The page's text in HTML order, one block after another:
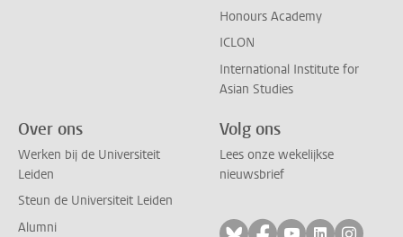
Honours Academy
ICLON
International Institute for
Asian Studies
Over ons
Werken bij de Universiteit
Leiden
Steun de Universiteit Leiden
Alumni
Volg ons
Lees onze wekelijkse
nieuwsbrief
Volg ons op bluesky
Volg ons op
Volg ons op
Volg ons
Volg